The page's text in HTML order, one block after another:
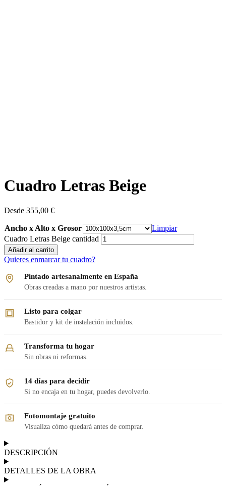
Cuadro Letras Beige
Desde 355,00 €
Ancho x Alto x Grosor
Limpiar
Cuadro Letras Beige cantidad
Añadir al carrito
Quieres enmarcar tu cuadro?
Pintado artesanalmente en España
Obras creadas a mano por nuestros artistas.
Listo para colgar
Bastidor y kit de instalación incluidos.
Transforma tu hogar
Sin obras ni reformas.
14 días para decidir
Si no encaja en tu hogar, puedes devolverlo.
Fotomontaje gratuito
Visualiza cómo quedará antes de comprar.
DESCRIPCIÓN
DETALLES DE LA OBRA